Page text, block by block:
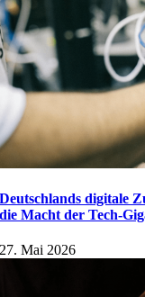
Deutschlands digitale
die Macht der Tech-
27. Mai 2026